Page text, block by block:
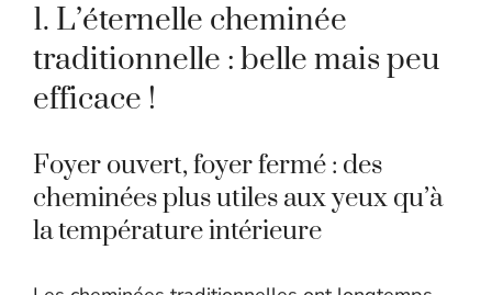
1. L’éternelle cheminée
traditionnelle : belle mais peu
efficace !
Foyer ouvert, foyer fermé : des
cheminées plus utiles aux yeux qu’à
la température intérieure